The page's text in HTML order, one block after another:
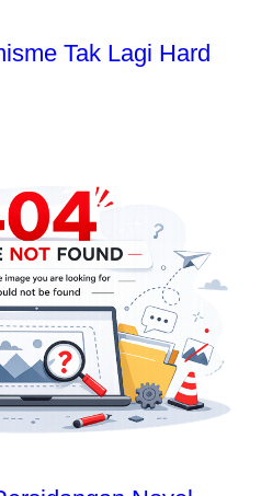
Tak Lagi Hard